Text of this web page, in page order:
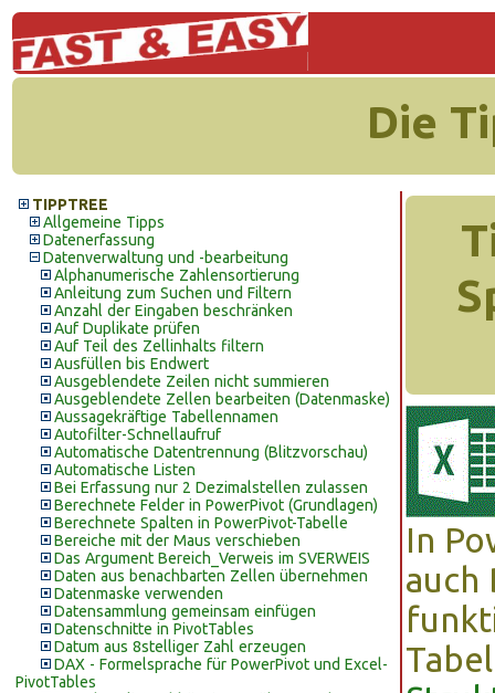
Die
TIPPTREE
Allgemeine Tipps
Datenerfassung
Datenverwaltung und -bearbeitung
Alphanumerische Zahlensortierung
Anleitung zum Suchen und Filtern
Anzahl der Eingaben beschränken
Auf Duplikate prüfen
Auf Teil des Zellinhalts filtern
Ausfüllen bis Endwert
Ausgeblendete Zeilen nicht summieren
Ausgeblendete Zellen bearbeiten (Datenmaske)
Aussagekräftige Tabellennamen
Autofilter-Schnellaufruf
Automatische Datentrennung (Blitzvorschau)
Automatische Listen
Bei Erfassung nur 2 Dezimalstellen zulassen
Berechnete Felder in PowerPivot (Grundlagen)
Berechnete Spalten in PowerPivot-Tabelle
Bereiche mit der Maus verschieben
Das Argument Bereich_Verweis im SVERWEIS
Daten aus benachbarten Zellen übernehmen
Datenmaske verwenden
Datensammlung gemeinsam einfügen
Datenschnitte in PivotTables
Datum aus 8stelliger Zahl erzeugen
DAX - Formelsprache für PowerPivot und Excel-
PivotTables
In
auch